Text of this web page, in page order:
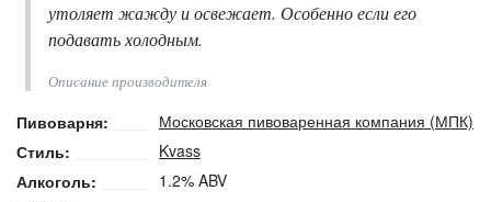
утоляет жажду и освежает. Особенно если его
подавать холодным.
Описание производителя
Пивоварня:
Московская пивоваренная компания (МПК)
Стиль:
Kvass
Алкоголь:
1.2% ABV